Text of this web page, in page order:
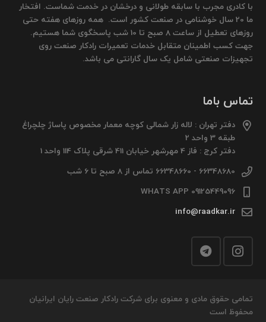
با کادری مجرب با سابقه طولانی و درخشان در خدمت شماست. افتخار
ما 20 سال خوشنامی در صنعت کشور است. همه روزهای هفته حتی
روزهای تعطیل از ساعت 8 صبح تا 10 شب پاسخگوی شما هستیم.
جهت کسب اطمینان متقابل خدمات تعمیرات رادکار صنعت روی
تجهیزات صنعتی شامل یک سال گارانتی می باشد.
تماس باما
دفتر تهران : لاله زار شمالی کوچه معمار مخصوص پاساژ چلچراغ
طبقه 3 واحد 2
دفتر کرج : فاز 4 مهرشهر خیابان 411 شرقی پلاک 114 واحد 1
66348680 - 66348660 تماس از 8 صبح تا 6 شب
09125449096 WHATS APP
info@raadkar.ir
تمامی حقوق مادی و معنوی برای شرکت رادکار صنعت رایان ایرانیان
محفوظ است